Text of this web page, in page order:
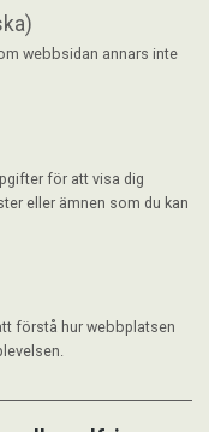
webbsidan annars inte
för att visa dig
eller ämnen som du kan
förstå hur webbplatsen